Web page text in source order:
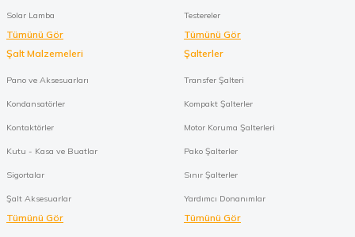
Solar Lamba
Tümünü Gör
Testereler
Tümünü Gör
Şalt Malzemeleri
Pano ve Aksesuarları
Kondansatörler
Kontaktörler
Kutu - Kasa ve Buatlar
Sigortalar
Şalt Aksesuarlar
Tümünü Gör
Şalterler
Transfer Şalteri
Kompakt Şalterler
Motor Koruma Şalterleri
Pako Şalterler
Sınır Şalterler
Yardımcı Donanımlar
Tümünü Gör